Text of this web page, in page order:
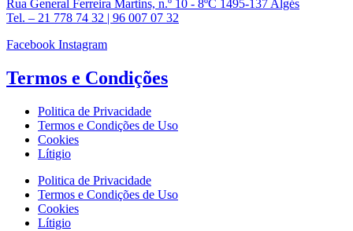
Rua General Ferreira Martins, n.º 10 - 8ºC 1495-137 Algés
Tel. – 21 778 74 32 | 96 007 07 32
Facebook Instagram
Termos e Condições
Politica de Privacidade
Termos e Condições de Uso
Cookies
Lítigio
Politica de Privacidade
Termos e Condições de Uso
Cookies
Lítigio